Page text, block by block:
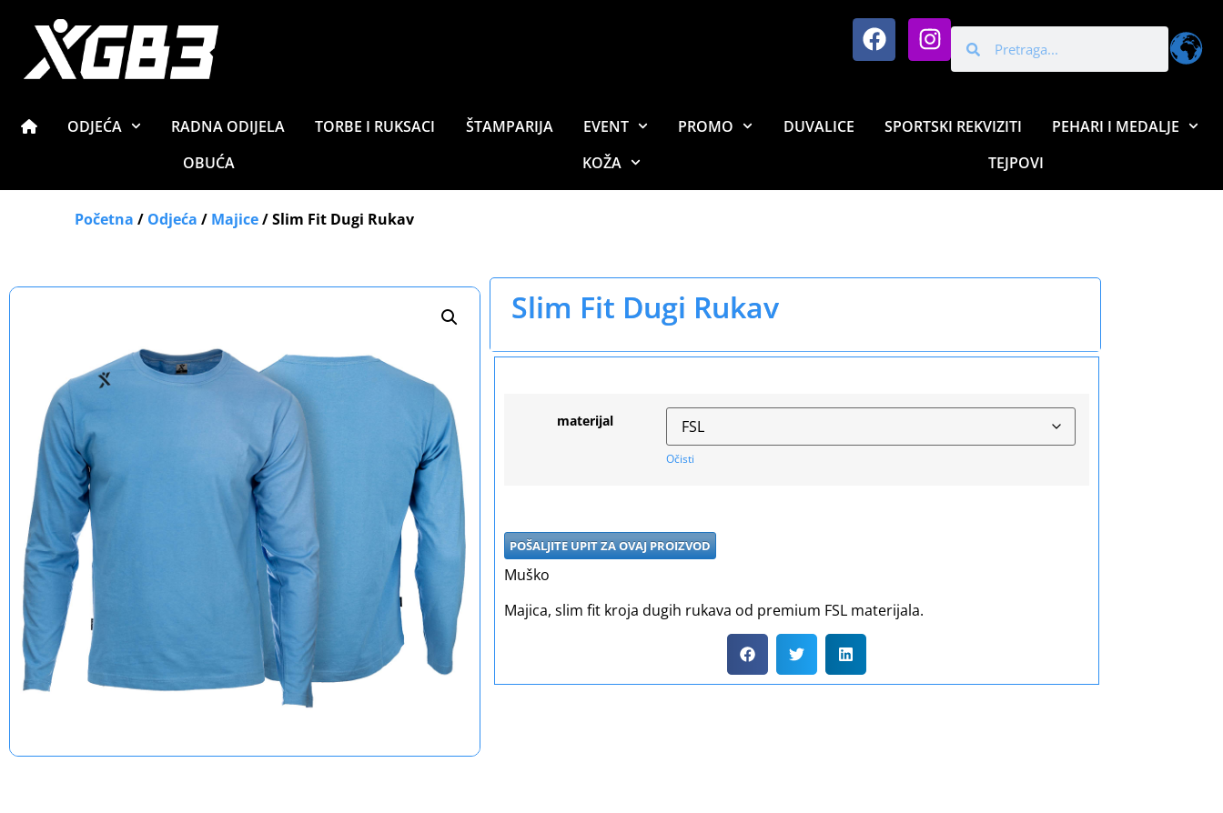
ODJEĆA RADNA ODIJELA TORBE I RUKSACI ŠTAMPARIJA EVENT PROMO DUVALICE SPORTSKI REKVIZITI
PEHARI I MEDALJE
OBUĆA
KOŽA TEJPOVI
Početna / Odjeća / Majice/ Slim Fit Dugi Rukav
Slim Fit Dugi Rukav
materijal
Očisti
POŠALJITE UPIT ZA OVAJ PROIZVOD
Muško
Majica, slim fit kroja dugih rukava od premium FSL materijala.